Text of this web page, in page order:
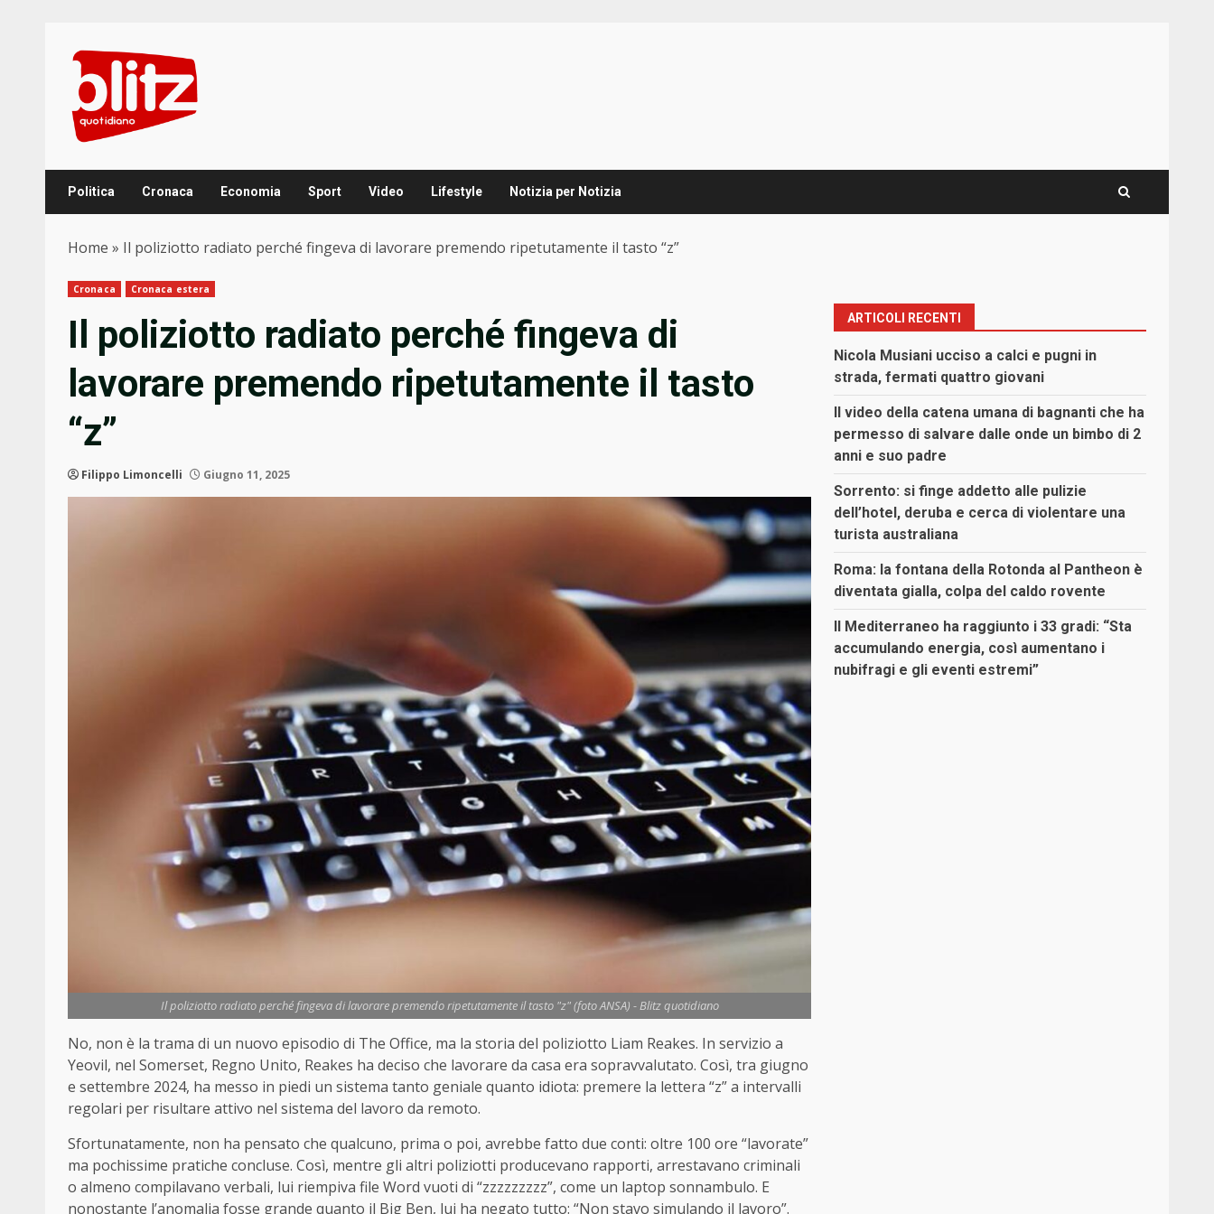
content
Politica Cronaca Economia Sport Video Lifestyle Notizia per Notizia
Home » Il poliziotto radiato perché fingeva di lavorare premendo ripetutamente il tasto “z”
Cronaca Cronaca estera
Il poliziotto radiato perché fingeva di
lavorare premendo ripetutamente il tasto
“z”
Filippo Limoncelli Giugno 11, 2025
Il poliziotto radiato perché fingeva di lavorare premendo ripetutamente il tasto "z" (foto ANSA) - Blitz quotidiano
No, non è la trama di un nuovo episodio di The Office, ma la storia del poliziotto Liam Reakes. In servizio a
Yeovil, nel Somerset, Regno Unito, Reakes ha deciso che lavorare da casa era sopravvalutato. Così, tra giugno
e settembre 2024, ha messo in piedi un sistema tanto geniale quanto idiota: premere la lettera “z” a intervalli
regolari per risultare attivo nel sistema del lavoro da remoto.
Sfortunatamente, non ha pensato che qualcuno, prima o poi, avrebbe fatto due conti: oltre 100 ore “lavorate”
ma pochissime pratiche concluse. Così, mentre gli altri poliziotti producevano rapporti, arrestavano criminali
o almeno compilavano verbali, lui riempiva file Word vuoti di “zzzzzzzzz”, come un laptop sonnambulo. E
nonostante l’anomalia fosse grande quanto il Big Ben, lui ha negato tutto: “Non stavo simulando il lavoro”.
ARTICOLI RECENTI
Nicola Musiani ucciso a calci e pugni in
strada, fermati quattro giovani
Il video della catena umana di bagnanti che ha
permesso di salvare dalle onde un bimbo di 2
anni e suo padre
Sorrento: si finge addetto alle pulizie
dell’hotel, deruba e cerca di violentare una
turista australiana
Roma: la fontana della Rotonda al Pantheon è
diventata gialla, colpa del caldo rovente
Il Mediterraneo ha raggiunto i 33 gradi: “Sta
accumulando energia, così aumentano i
nubifragi e gli eventi estremi”